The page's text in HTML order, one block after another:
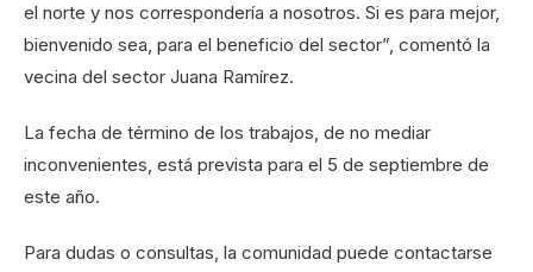
el norte y nos correspondería a nosotros. Si es para mejor,
bienvenido sea, para el beneficio del sector”, comentó la
vecina del sector Juana Ramírez.
La fecha de término de los trabajos, de no mediar
inconvenientes, está prevista para el 5 de septiembre de
este año.
Para dudas o consultas, la comunidad puede contactarse